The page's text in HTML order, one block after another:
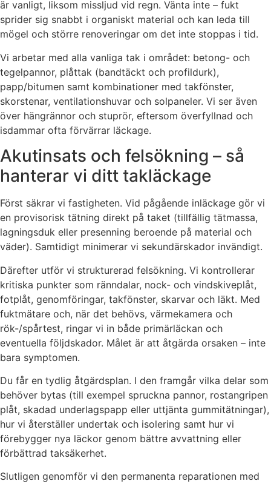
är vanligt, liksom missljud vid regn. Vänta inte – fukt
sprider sig snabbt i organiskt material och kan leda till
mögel och större renoveringar om det inte stoppas i tid.
Vi arbetar med alla vanliga tak i området: betong- och
tegelpannor, plåttak (bandtäckt och profildurk),
papp/bitumen samt kombinationer med takfönster,
skorstenar, ventilationshuvar och solpaneler. Vi ser även
över hängrännor och stuprör, eftersom överfyllnad och
isdammar ofta förvärrar läckage.
Akutinsats och felsökning – så
hanterar vi ditt takläckage
Först säkrar vi fastigheten. Vid pågående inläckage gör vi
en provisorisk tätning direkt på taket (tillfällig tätmassa,
lagningsduk eller presenning beroende på material och
väder). Samtidigt minimerar vi sekundärskador invändigt.
Därefter utför vi strukturerad felsökning. Vi kontrollerar
kritiska punkter som ränndalar, nock- och vindskiveplåt,
fotplåt, genomföringar, takfönster, skarvar och läkt. Med
fuktmätare och, när det behövs, värmekamera och
rök-/spårtest, ringar vi in både primärläckan och
eventuella följdskador. Målet är att åtgärda orsaken – inte
bara symptomen.
Du får en tydlig åtgärdsplan. I den framgår vilka delar som
behöver bytas (till exempel spruckna pannor, rostangripen
plåt, skadad underlagspapp eller uttjänta gummitätningar),
hur vi återställer undertak och isolering samt hur vi
förebygger nya läckor genom bättre avvattning eller
förbättrad taksäkerhet.
Slutligen genomför vi den permanenta reparationen med